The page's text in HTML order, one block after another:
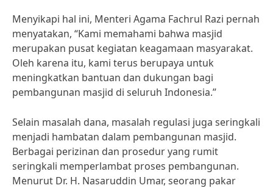
Menyikapi hal ini, Menteri Agama Fachrul Razi pernah
menyatakan, “Kami memahami bahwa masjid
merupakan pusat kegiatan keagamaan masyarakat.
Oleh karena itu, kami terus berupaya untuk
meningkatkan bantuan dan dukungan bagi
pembangunan masjid di seluruh Indonesia.”
Selain masalah dana, masalah regulasi juga seringkali
menjadi hambatan dalam pembangunan masjid.
Berbagai perizinan dan prosedur yang rumit
seringkali memperlambat proses pembangunan.
Menurut Dr. H. Nasaruddin Umar, seorang pakar